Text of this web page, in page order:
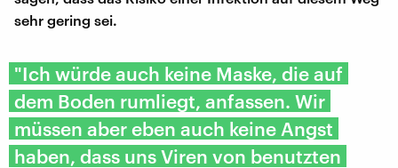
sehr gering sei.
"Ich würde auch keine Maske, die auf
dem Boden rumliegt, anfassen. Wir
müssen aber eben auch keine Angst
haben, dass uns Viren von benutzten